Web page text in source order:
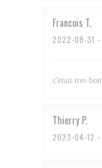
Francois T
2022-08-31
c'etait tres
Thierry P
2023-04-12